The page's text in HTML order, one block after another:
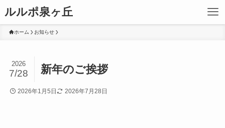
ルルポ泉ヶ丘
ホーム お知らせ
新年のご挨拶
2026
7/28
2026年1月5日 2026年7月28日